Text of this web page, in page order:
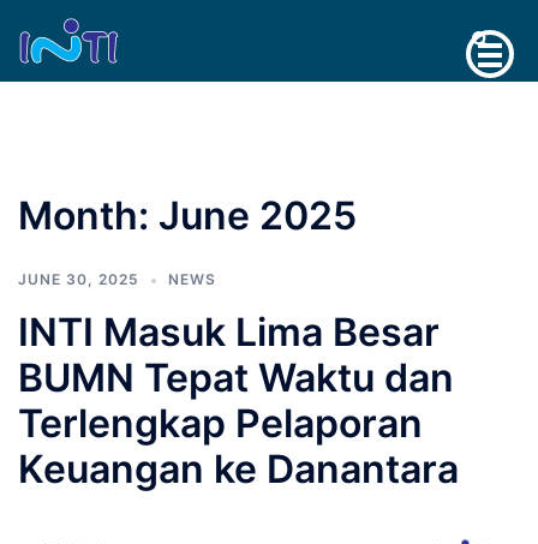
content
Search
Month: June 2025
JUNE 30, 2025 NEWS
INTI Masuk Lima Besar
BUMN Tepat Waktu dan
Terlengkap Pelaporan
Keuangan ke Danantara